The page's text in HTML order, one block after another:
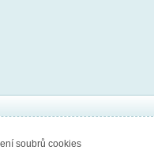
soubrů cookies